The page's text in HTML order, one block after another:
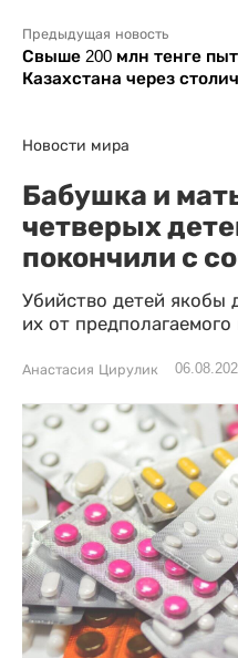
Предыдущая новость
Свыше 200 млн тенге
Казахстана через
Новости мира
Бабушка и
четверых
покончили с
Убийство детей
их от предполагаемого
Анастасия Цирулик